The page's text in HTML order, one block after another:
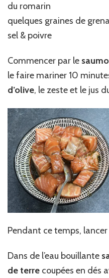
du romarin
quelques graines de
sel & poivre
Commencer par le
le faire mariner 10
d’olive, le zeste et le jus
Pendant ce temps,
Dans de l’eau bouillante
de terre coupées en dés